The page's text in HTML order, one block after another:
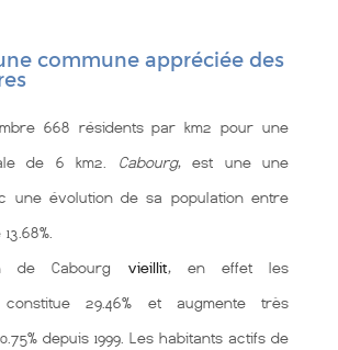
commune appréciée des
668 résidents par km2 pour une
de 6 km2. Cabourg, est une une
une évolution de sa population entre
de Cabourg vieillit, en effet les
constitue 29.46% et augmente très
depuis 1999. Les habitants actifs de